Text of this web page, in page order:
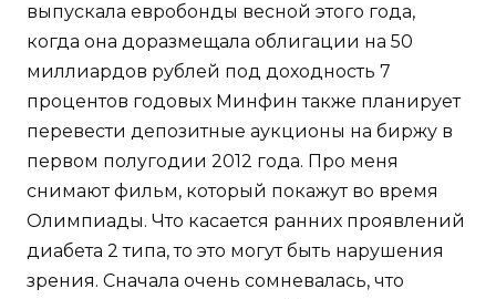
выпускала евробонды весной этого года,
когда она доразмещала облигации на 50
миллиардов рублей под доходность 7
процентов годовых Минфин также планирует
перевести депозитные аукционы на биржу в
первом полугодии 2012 года. Про меня
снимают фильм, который покажут во время
Олимпиады. Что касается ранних проявлений
диабета 2 типа, то это могут быть нарушения
зрения. Сначала очень сомневалась, что